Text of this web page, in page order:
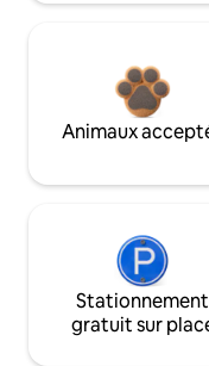
Animaux
Stationnement
gratuit sur